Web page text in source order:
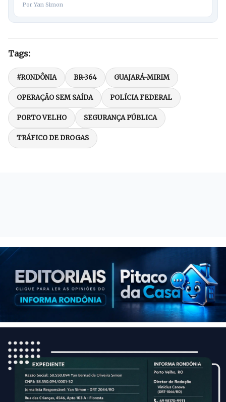
Por Yan Simon
Tags:
#RONDÔNIA BR-364 GUAJARÁ-MIRIM
OPERAÇÃO SEM SAÍDA POLÍCIA FEDERAL
PORTO VELHO SEGURANÇA PÚBLICA
TRÁFICO DE DROGAS